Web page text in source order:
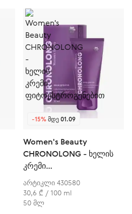
-15%ᲛᲓᲔ 01.09
Women's Beauty
CHRONOLONG - ხელის
კრემი
ფიტოესტროგენებით
არტიკლი 430580
30,6 ₾ / 100 ml
50 მლ